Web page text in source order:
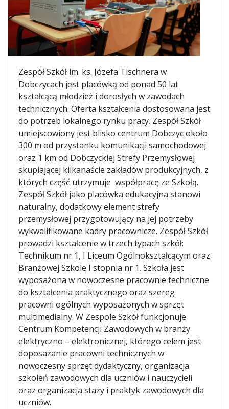
Zespół Szkół im. ks. Józefa Tischnera w
Dobczycach jest placówką od ponad 50 lat
kształcącą młodzież i dorosłych w zawodach
technicznych. Oferta kształcenia dostosowana jest
do potrzeb lokalnego rynku pracy. Zespół Szkół
umiejscowiony jest blisko centrum Dobczyc około
300 m od przystanku komunikacji samochodowej
oraz 1 km od Dobczyckiej Strefy Przemysłowej
skupiającej kilkanaście zakładów produkcyjnych, z
których część utrzymuje współpracę ze Szkołą.
Zespół Szkół jako placówka edukacyjna stanowi
naturalny, dodatkowy element strefy
przemysłowej przygotowujący na jej potrzeby
wykwalifikowane kadry pracownicze. Zespół Szkół
prowadzi kształcenie w trzech typach szkół:
Technikum nr 1, I Liceum Ogólnokształcącym oraz
Branżowej Szkole I stopnia nr 1. Szkoła jest
wyposażona w nowoczesne pracownie techniczne
do kształcenia praktycznego oraz szereg
pracowni ogólnych wyposażonych w sprzęt
multimedialny. W Zespole Szkół funkcjonuje
Centrum Kompetencji Zawodowych w branży
elektryczno – elektronicznej, którego celem jest
doposażanie pracowni technicznych w
nowoczesny sprzęt dydaktyczny, organizacja
szkoleń zawodowych dla uczniów i nauczycieli
oraz organizacja staży i praktyk zawodowych dla
uczniów.